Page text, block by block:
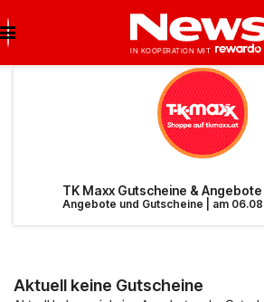
Brigitte Salzburg
Breuninger
Beste Gutscheine
Neueste Gutscheine
Beste Angebote
Neueste Angebote
TK Maxx Gutscheine &
Angebote und Gutscheine | am
Aktuell keine Gutscheine